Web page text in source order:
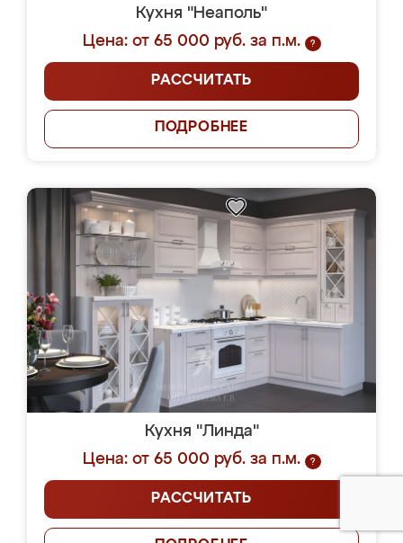
Кухня "Неаполь"
Цена: от 65 000 руб. за п.м.
?
РАССЧИТАТЬ
ПОДРОБНЕЕ
Кухня "Линда"
Цена: от 65 000 руб. за п.м.
?
РАССЧИТАТЬ